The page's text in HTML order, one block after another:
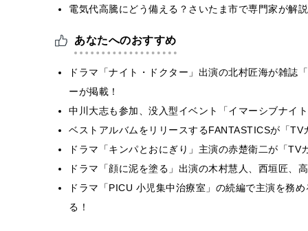
電気代高騰にどう備える？さいたま市で専門家が解
あなたへのおすすめ
ドラマ「ナイト・ドクター」出演の北村匠海が雑誌
ーが掲載！
中川大志も参加、没入型イベント「イマーシブナイ
ベストアルバムをリリースするFANTASTICSが「
ドラマ「キンパとおにぎり」主演の赤楚衛二が「
ドラマ「顔に泥を塗る」出演の木村慧人、西垣匠、
ドラマ「PICU 小児集中治療室」の続編で主演を務
る！